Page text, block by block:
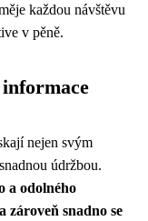
každou návštěvu
v pěně.
nejen svým
údržbou.
a odolného
snadno se